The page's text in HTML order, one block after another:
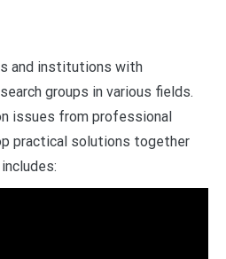
and institutions with
groups in various fields.
issues from professional
practical solutions together